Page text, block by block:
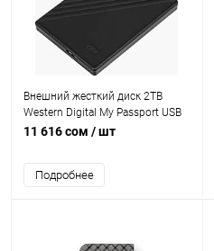
Внешний жесткий диск 2TB
Western Digital My Passport USB
3.2 [WDBYVG0020BBK-WESN]
11 616 сом / шт
Подробнее